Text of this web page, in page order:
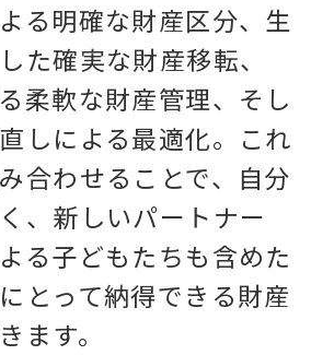
る明確な財産区分、生
た確実な財産移転、
柔軟な財産管理、そし
しによる最適化。これ
合わせることで、自分
、新しいパートナー
る子どもたちも含めた
とって納得できる財産
ます。